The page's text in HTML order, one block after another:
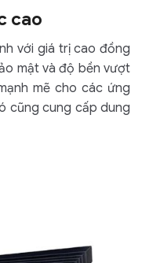
cao
với giá trị cao đồng
mật và độ bền vượt
mẽ cho các ứng
cũng cung cấp dung